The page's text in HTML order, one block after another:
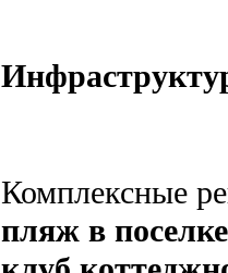
Комплексные
пляж в поселке